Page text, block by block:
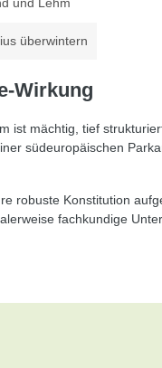
überwintern
Wirkung
ist mächtig, tief
südeuropäischen
robuste Konstitution
fachkundige